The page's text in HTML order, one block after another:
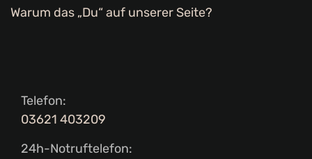
Warum das „Du“ auf unserer Seite?
Telefon:
03621 403209
24h-Notruftelefon: